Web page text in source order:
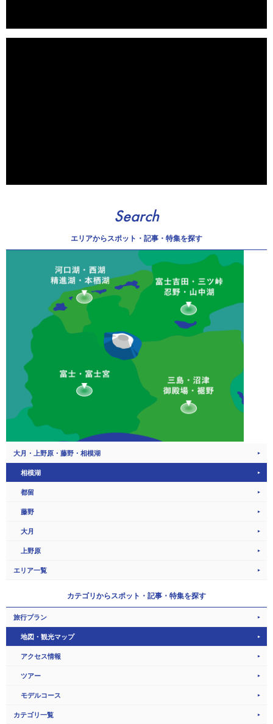
Search
エリアからスポット・記事・特集を探す
大月・上野原・藤野・相模湖
相模湖
都留
藤野
大月
上野原
エリア一覧
カテゴリからスポット・記事・特集を探す
旅行プラン
地図・観光マップ
アクセス情報
ツアー
モデルコース
カテゴリ一覧